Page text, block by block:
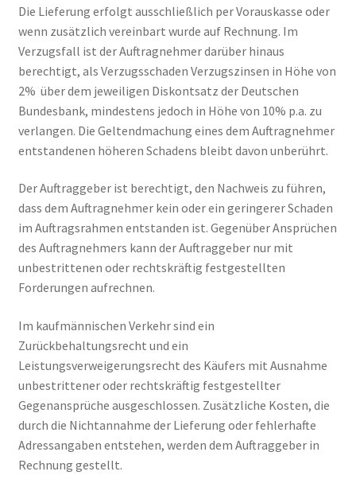
Die Lieferung erfolgt ausschließlich per Vorauskasse oder
wenn zusätzlich vereinbart wurde auf Rechnung. Im
Verzugsfall ist der Auftragnehmer darüber hinaus
berechtigt, als Verzugsschaden Verzugszinsen in Höhe von
2% über dem jeweiligen Diskontsatz der Deutschen
Bundesbank, mindestens jedoch in Höhe von 10% p.a. zu
verlangen. Die Geltendmachung eines dem Auftragnehmer
entstandenen höheren Schadens bleibt davon unberührt.
Der Auftraggeber ist berechtigt, den Nachweis zu führen,
dass dem Auftragnehmer kein oder ein geringerer Schaden
im Auftragsrahmen entstanden ist. Gegenüber Ansprüchen
des Auftragnehmers kann der Auftraggeber nur mit
unbestrittenen oder rechtskräftig festgestellten
Forderungen aufrechnen.
Im kaufmännischen Verkehr sind ein
Zurückbehaltungsrecht und ein
Leistungsverweigerungsrecht des Käufers mit Ausnahme
unbestrittener oder rechtskräftig festgestellter
Gegenansprüche ausgeschlossen. Zusätzliche Kosten, die
durch die Nichtannahme der Lieferung oder fehlerhafte
Adressangaben entstehen, werden dem Auftraggeber in
Rechnung gestellt.